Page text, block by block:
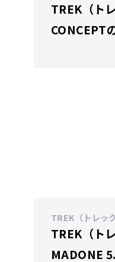
TREK（ト
CONCEPT
TREK（トレック
TREK（ト
MADONE